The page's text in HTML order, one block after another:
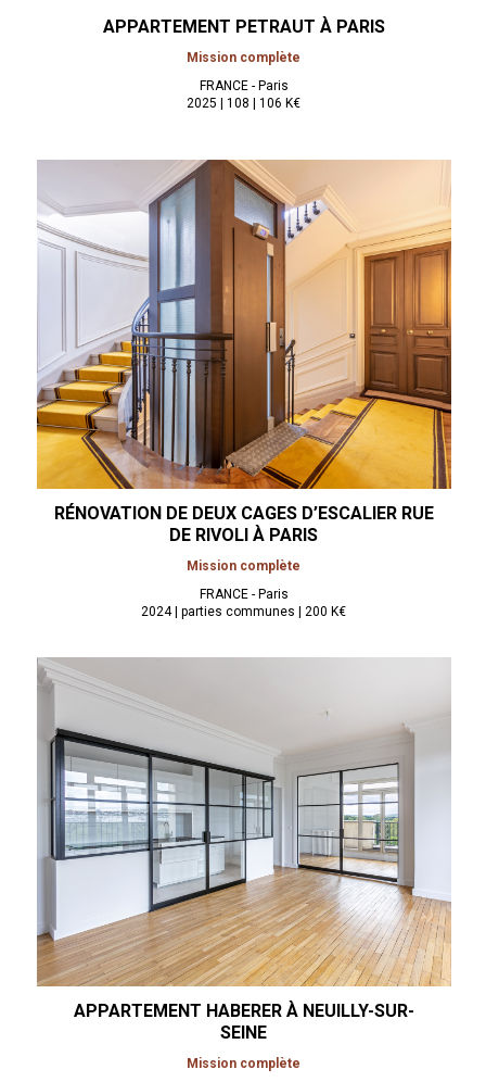
APPARTEMENT PETRAUT À PARIS
Mission complète
FRANCE - Paris
2025 | 108 | 106 K€
RÉNOVATION DE DEUX CAGES D’ESCALIER RUE
DE RIVOLI À PARIS
Mission complète
FRANCE - Paris
2024 | parties communes | 200 K€
APPARTEMENT HABERER À NEUILLY-SUR-
SEINE
Mission complète